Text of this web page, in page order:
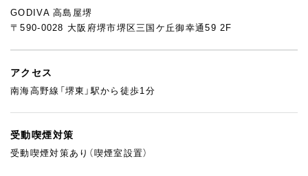
GODIVA 高島屋堺
〒590-0028 大阪府堺市堺区三国ケ丘御幸通59 2F
アクセス
南海高野線「堺東」駅から徒歩1分
受動喫煙対策
受動喫煙対策あり（喫煙室設置）